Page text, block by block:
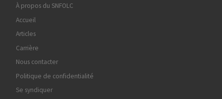
À propos du SNFOLC
Accueil
Articles
Carrière
Nous contacter
Politique de confidentialité
Se syndiquer